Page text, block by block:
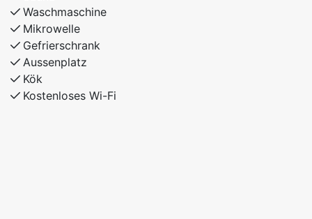
Waschmaschine
Mikrowelle
Gefrierschrank
Aussenplatz
Kök
Kostenloses Wi-Fi